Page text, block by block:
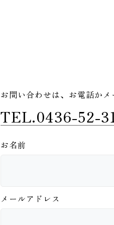
お問い合わせは、 お電話か
TEL.0436-52-
お名前
メールアドレス